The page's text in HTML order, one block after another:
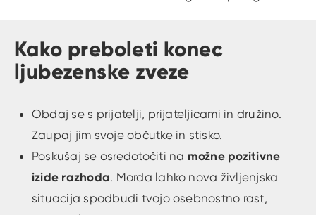
Kako preboleti konec
ljubezenske zveze
Obdaj se s prijatelji, prijateljicami in družino.
Zaupaj jim svoje občutke in stisko.
Poskušaj se osredotočiti na možne pozitivne
izide razhoda. Morda lahko nova življenjska
situacija spodbudi tvojo osebnostno rast,